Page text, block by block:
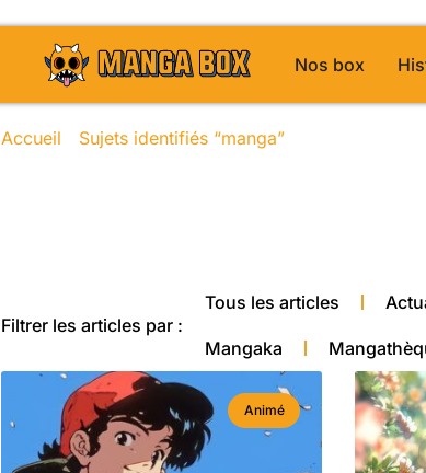
Nos box
Accueil Sujets identifiés “manga”/ Page 31
Filtrer les articles par :
Tous les articles
Mangaka
Animé